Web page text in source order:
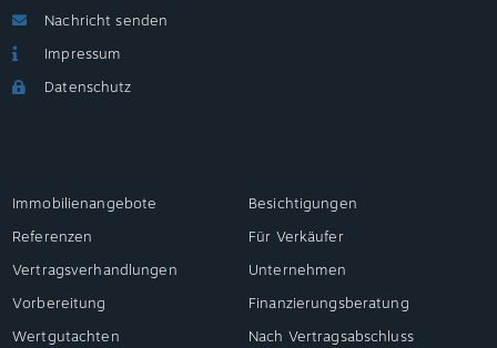
Nachricht senden
Impressum
Datenschutz
Immobilienangebote
Besichtigungen
Referenzen
Für Verkäufer
Vertragsverhandlungen
Unternehmen
Vorbereitung
Finanzierungsberatung
Wertgutachten
Nach Vertragsabschluss